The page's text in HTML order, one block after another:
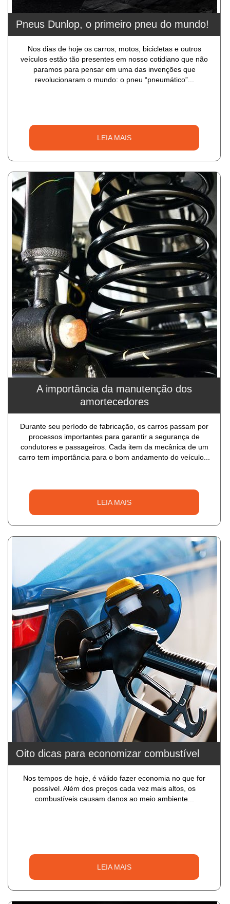
Pneus Dunlop, o primeiro pneu do mundo!
Nos dias de hoje os carros, motos, bicicletas e outros
veículos estão tão presentes em nosso cotidiano que não
paramos para pensar em uma das invenções que
revolucionaram o mundo: o pneu “pneumático”...
LEIA MAIS
A importância da manutenção dos
amortecedores
Durante seu período de fabricação, os carros passam por
processos importantes para garantir a segurança de
condutores e passageiros. Cada item da mecânica de um
carro tem importância para o bom andamento do veículo...
LEIA MAIS
Oito dicas para economizar combustível
Nos tempos de hoje, é válido fazer economia no que for
possível. Além dos preços cada vez mais altos, os
combustíveis causam danos ao meio ambiente...
LEIA MAIS